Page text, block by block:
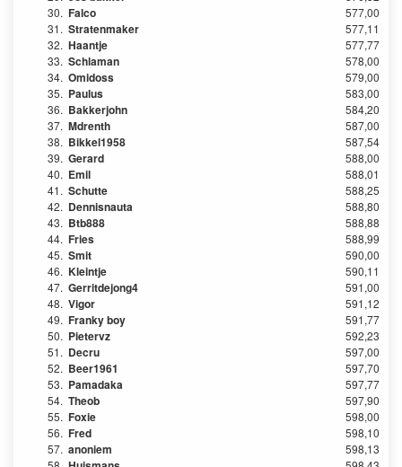
30. Falco
577,00
31. Stratenmaker
577,11
32. Haantje
577,77
33. Schlaman
578,00
34. Omidoss
579,00
35. Paulus
583,00
36. Bakkerjohn
584,20
37. Mdrenth
587,00
38. Bikkel1958
587,54
39. Gerard
588,00
40. Emil
588,01
41. Schutte
588,25
42. Dennisnauta
588,80
43. Btb888
588,88
44. Fries
588,99
45. Smit
590,00
46. Kleintje
590,11
47. Gerritdejong4
591,00
48. Vigor
591,12
49. Franky boy
591,77
50. Pietervz
592,23
51. Decru
597,00
52. Beer1961
597,70
53. Pamadaka
597,77
54. Theob
597,90
55. Foxie
598,00
56. Fred
598,10
57. anoniem
598,13